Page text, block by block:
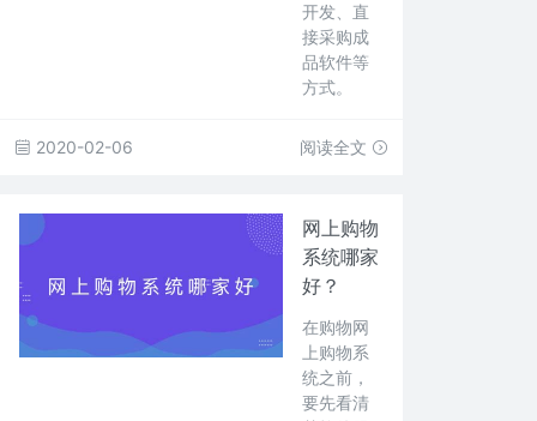
开发、直
接采购成
品软件等
方式。
2020-02-06 阅读全文
网上购物
系统哪家
好？
在购物网
上购物系
统之前，
要先看清